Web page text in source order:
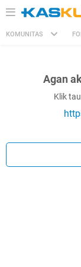
KOMUNITAS
Agan
Klik